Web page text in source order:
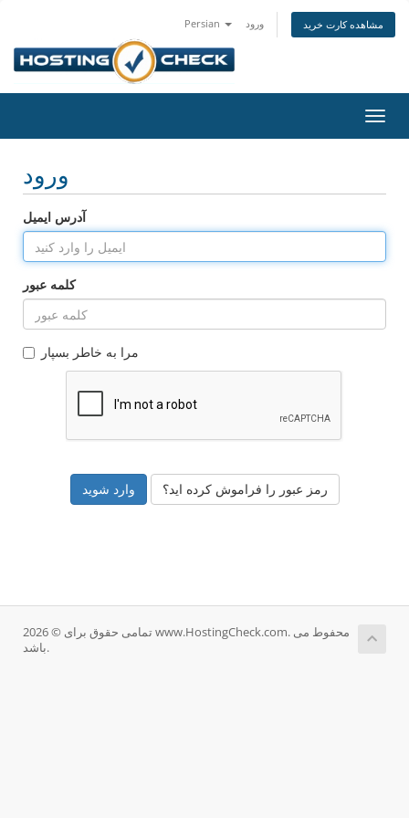
Persian ورود مشاهده کارت خرید
تغییر
ورود
آدرس ایمیل
کلمه عبور
مرا به خاطر بسپار
رمز عبور را فراموش کرده اید؟
تمامی حقوق برای © 2026 www.HostingCheck.com. محفوط می
باشد.